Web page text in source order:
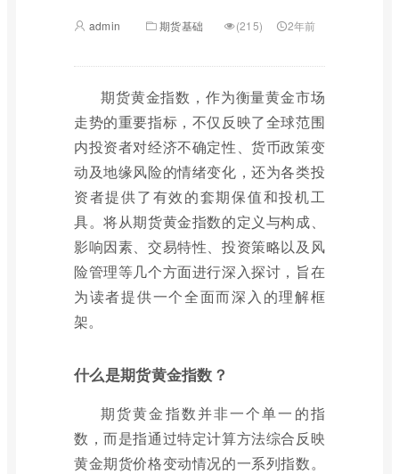
admin 期货基础 (215) 2年前
期货黄金指数，作为衡量黄金市场
走势的重要指标，不仅反映了全球范围
内投资者对经济不确定性、货币政策变
动及地缘风险的情绪变化，还为各类投
资者提供了有效的套期保值和投机工
具。将从期货黄金指数的定义与构成、
影响因素、交易特性、投资策略以及风
险管理等几个方面进行深入探讨，旨在
为读者提供一个全面而深入的理解框
架。
什么是期货黄金指数？
期货黄金指数并非一个单一的指
数，而是指通过特定计算方法综合反映
黄金期货价格变动情况的一系列指数。